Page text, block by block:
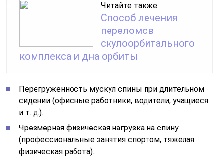
Читайте также:
Способ лечения
переломов
скулоорбитального
комплекса и дна орбиты
Перегруженность мускул спины при длительном
сидении (офисные работники, водители, учащиеся
и т. д.).
Чрезмерная физическая нагрузка на спину
(профессиональные занятия спортом, тяжелая
физическая работа).